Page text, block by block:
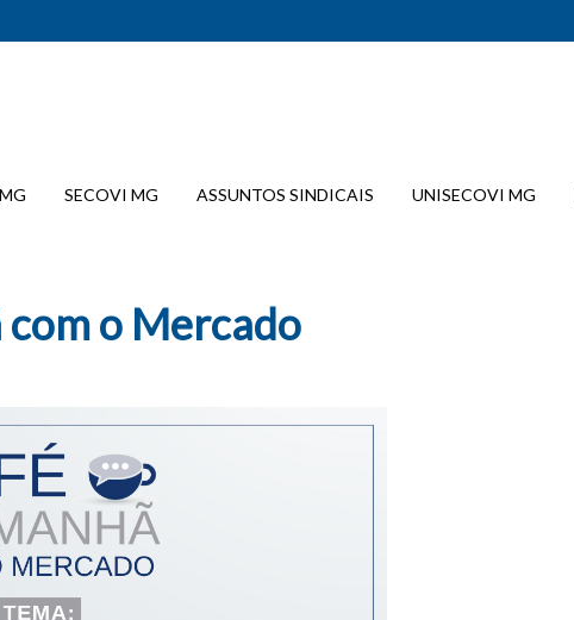
SECOVI MG ASSUNTOS SINDICAIS UNISECOVI MG
o Mercado